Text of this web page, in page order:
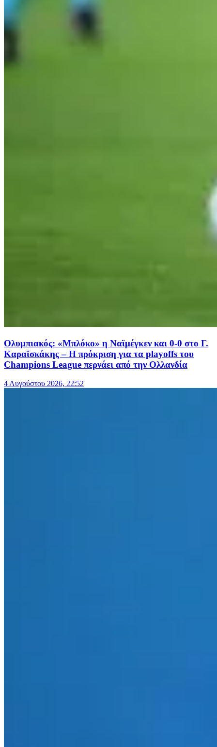
Ολυμπιακός: «Μπλόκο» η Ναϊμέγκεν και 0-0 στο Γ.
Καραϊσκάκης – Η πρόκριση για τα playoffs του
Champions League περνάει από την Ολλανδία
4 Αυγούστου 2026, 22:52